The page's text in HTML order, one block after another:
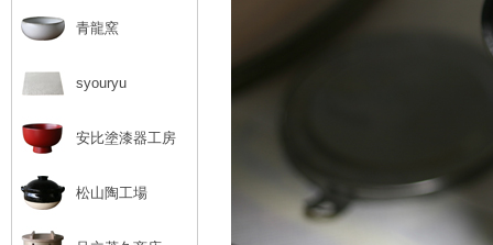
青龍窯
syouryu
安比塗漆器工房
松山陶工場